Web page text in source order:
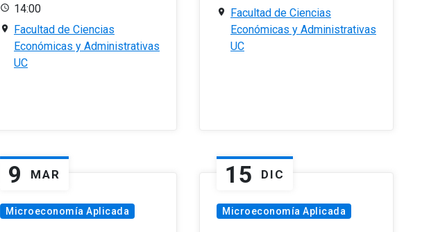
14:00
Facultad de Ciencias
Económicas y Administrativas
UC
Facultad de Ciencias
Económicas y Administrativas
UC
9 MAR
Microeconomía Aplicada
15 DIC
Microeconomía Aplicada